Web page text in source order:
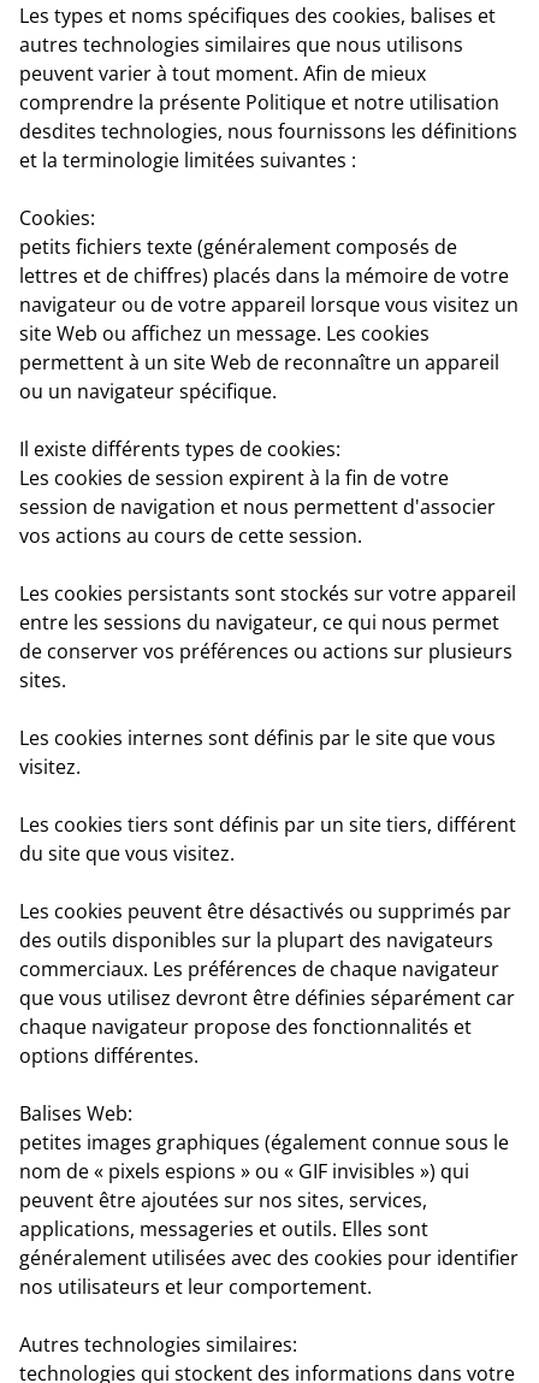
Les types et noms spécifiques des cookies, balises et
autres technologies similaires que nous utilisons
peuvent varier à tout moment. Afin de mieux
comprendre la présente Politique et notre utilisation
desdites technologies, nous fournissons les définitions
et la terminologie limitées suivantes :
Cookies:
petits fichiers texte (généralement composés de
lettres et de chiffres) placés dans la mémoire de votre
navigateur ou de votre appareil lorsque vous visitez un
site Web ou affichez un message. Les cookies
permettent à un site Web de reconnaître un appareil
ou un navigateur spécifique.
Il existe différents types de cookies:
Les cookies de session expirent à la fin de votre
session de navigation et nous permettent d'associer
vos actions au cours de cette session.
Les cookies persistants sont stockés sur votre appareil
entre les sessions du navigateur, ce qui nous permet
de conserver vos préférences ou actions sur plusieurs
sites.
Les cookies internes sont définis par le site que vous
visitez.
Les cookies tiers sont définis par un site tiers, différent
du site que vous visitez.
Les cookies peuvent être désactivés ou supprimés par
des outils disponibles sur la plupart des navigateurs
commerciaux. Les préférences de chaque navigateur
que vous utilisez devront être définies séparément car
chaque navigateur propose des fonctionnalités et
options différentes.
Balises Web:
petites images graphiques (également connue sous le
nom de « pixels espions » ou « GIF invisibles ») qui
peuvent être ajoutées sur nos sites, services,
applications, messageries et outils. Elles sont
généralement utilisées avec des cookies pour identifier
nos utilisateurs et leur comportement.
Autres technologies similaires:
technologies qui stockent des informations dans votre